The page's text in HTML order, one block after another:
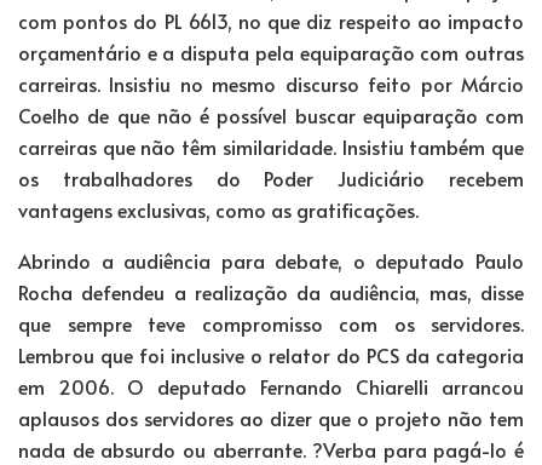
com pontos do PL 6613, no que diz respeito ao impacto
orçamentário e a disputa pela equiparação com outras
carreiras. Insistiu no mesmo discurso feito por Márcio
Coelho de que não é possível buscar equiparação com
carreiras que não têm similaridade. Insistiu também que
os trabalhadores do Poder Judiciário recebem
vantagens exclusivas, como as gratificações.
Abrindo a audiência para debate, o deputado Paulo
Rocha defendeu a realização da audiência, mas, disse
que sempre teve compromisso com os servidores.
Lembrou que foi inclusive o relator do PCS da categoria
em 2006. O deputado Fernando Chiarelli arrancou
aplausos dos servidores ao dizer que o projeto não tem
nada de absurdo ou aberrante. ?Verba para pagá-lo é